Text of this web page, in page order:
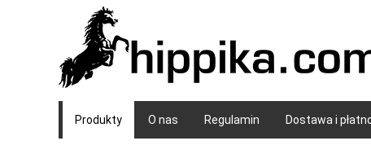
Produkty O nas Regulamin Dostawa i